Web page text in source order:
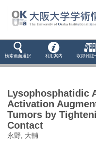
検索画面選択 利用案内 収録雑誌
Lysophosphatidic
Activation
Tumors by
Contact
永野, 大輔